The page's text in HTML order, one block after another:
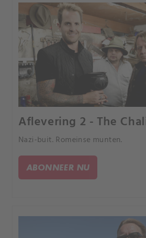
Aflevering 2 - The
Nazi-buit. Romeinse munten.
ABONNEER NU